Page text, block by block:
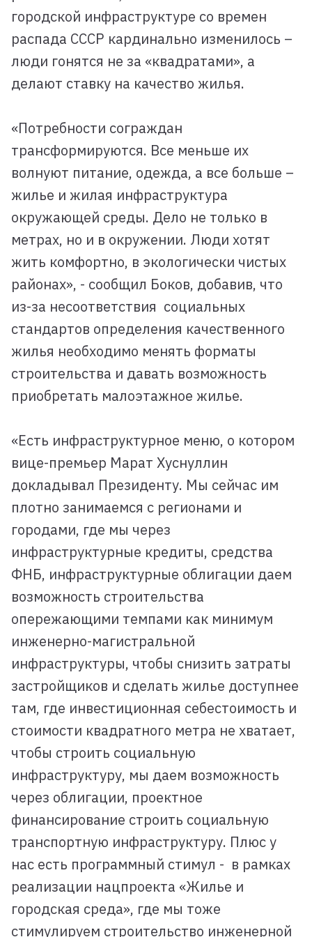
городской инфраструктуре со времен
распада СССР кардинально изменилось –
люди гонятся не за «квадратами», а
делают ставку на качество жилья.
«Потребности сограждан
трансформируются. Все меньше их
волнуют питание, одежда, а все больше –
жилье и жилая инфраструктура
окружающей среды. Дело не только в
метрах, но и в окружении. Люди хотят
жить комфортно, в экологически чистых
районах», - сообщил Боков, добавив, что
из-за несоответствия социальных
стандартов определения качественного
жилья необходимо менять форматы
строительства и давать возможность
приобретать малоэтажное жилье.
«Есть инфраструктурное меню, о котором
вице-премьер Марат Хуснуллин
докладывал Президенту. Мы сейчас им
плотно занимаемся с регионами и
городами, где мы через
инфраструктурные кредиты, средства
ФНБ, инфраструктурные облигации даем
возможность строительства
опережающими темпами как минимум
инженерно-магистральной
инфраструктуры, чтобы снизить затраты
застройщиков и сделать жилье доступнее
там, где инвестиционная себестоимость и
стоимости квадратного метра не хватает,
чтобы строить социальную
инфраструктуру, мы даем возможность
через облигации, проектное
финансирование строить социальную
транспортную инфраструктуру. Плюс у
нас есть программный стимул - в рамках
реализации нацпроекта «Жилье и
городская среда», где мы тоже
стимулируем строительство инженерной